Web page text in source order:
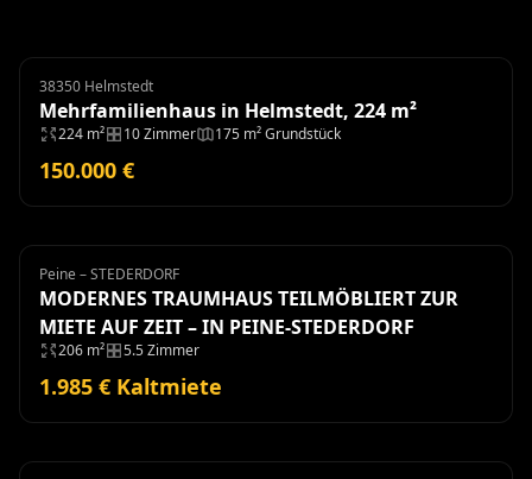
Mehrfamilienhaus
38350 Helmstedt
Mehrfamilienhaus in Helmstedt, 224 m²
224 m² 10 Zimmer 175 m² Grundstück
150.000 €
Haus Miete
Peine – STEDERDORF
MODERNES TRAUMHAUS TEILMÖBLIERT ZUR
MIETE AUF ZEIT – IN PEINE-STEDERDORF
206 m² 5.5 Zimmer
1.985 € Kaltmiete